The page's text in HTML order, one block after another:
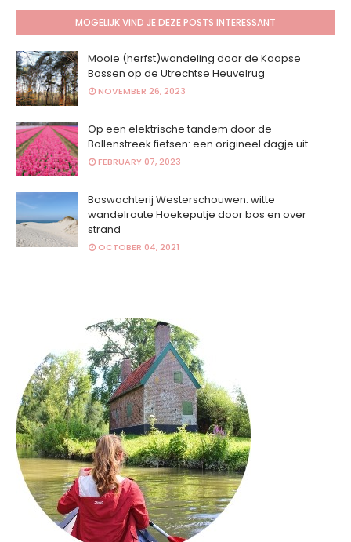
MOGELIJK VIND JE DEZE POSTS INTERESSANT
Mooie (herfst)wandeling door de Kaapse
Bossen op de Utrechtse Heuvelrug
NOVEMBER 26, 2023
Op een elektrische tandem door de
Bollenstreek fietsen: een origineel dagje uit
FEBRUARY 07, 2023
Boswachterij Westerschouwen: witte
wandelroute Hoekeputje door bos en over
strand
OCTOBER 04, 2021